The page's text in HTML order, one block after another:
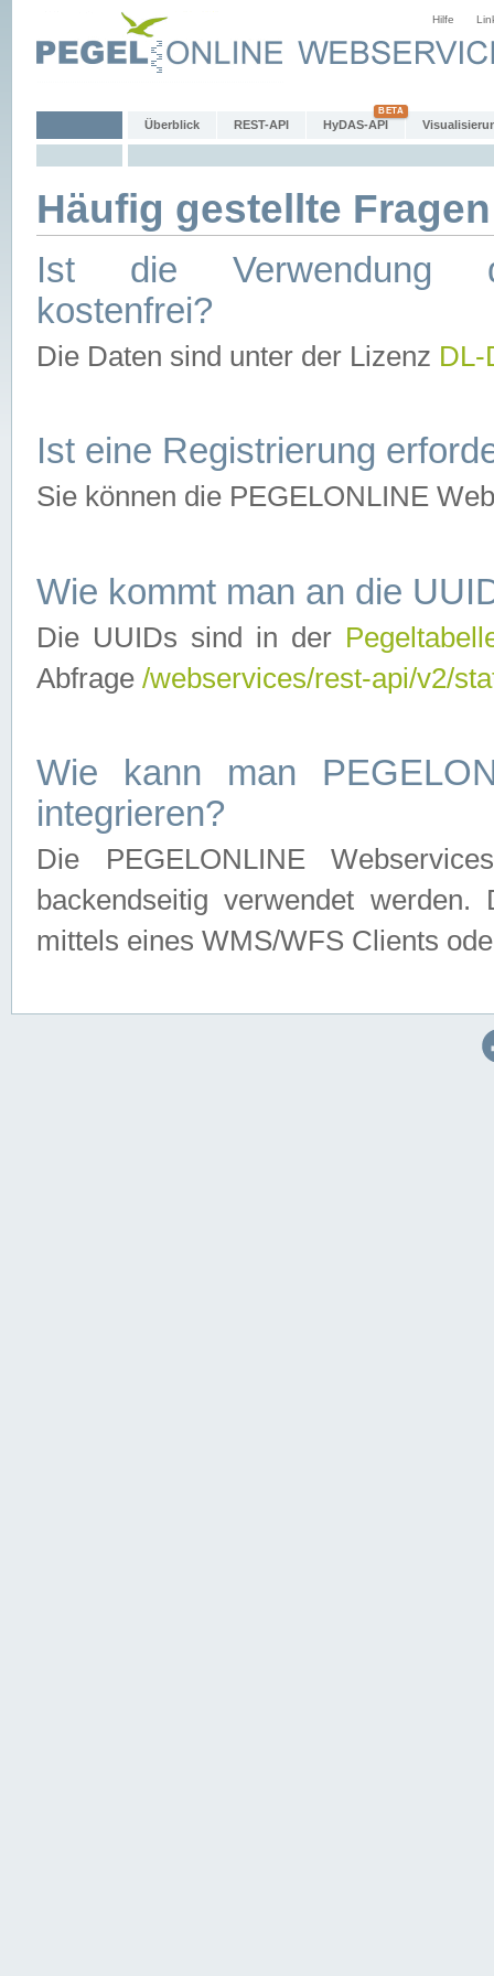
Hilfe
Überblick REST-API HyDAS-API
Häufig gestellte
Ist die Verwendung
kostenfrei?
Die Daten sind unter der Lizenz
Ist eine Registrierung
Sie können die PEGELONLINE
Wie kommt man an die
Die UUIDs sind in der
Abfrage /webservices/rest-api/v2/
Wie kann man
integrieren?
Die PEGELONLINE
backendseitig verwendet
mittels eines WMS/WFS Clients